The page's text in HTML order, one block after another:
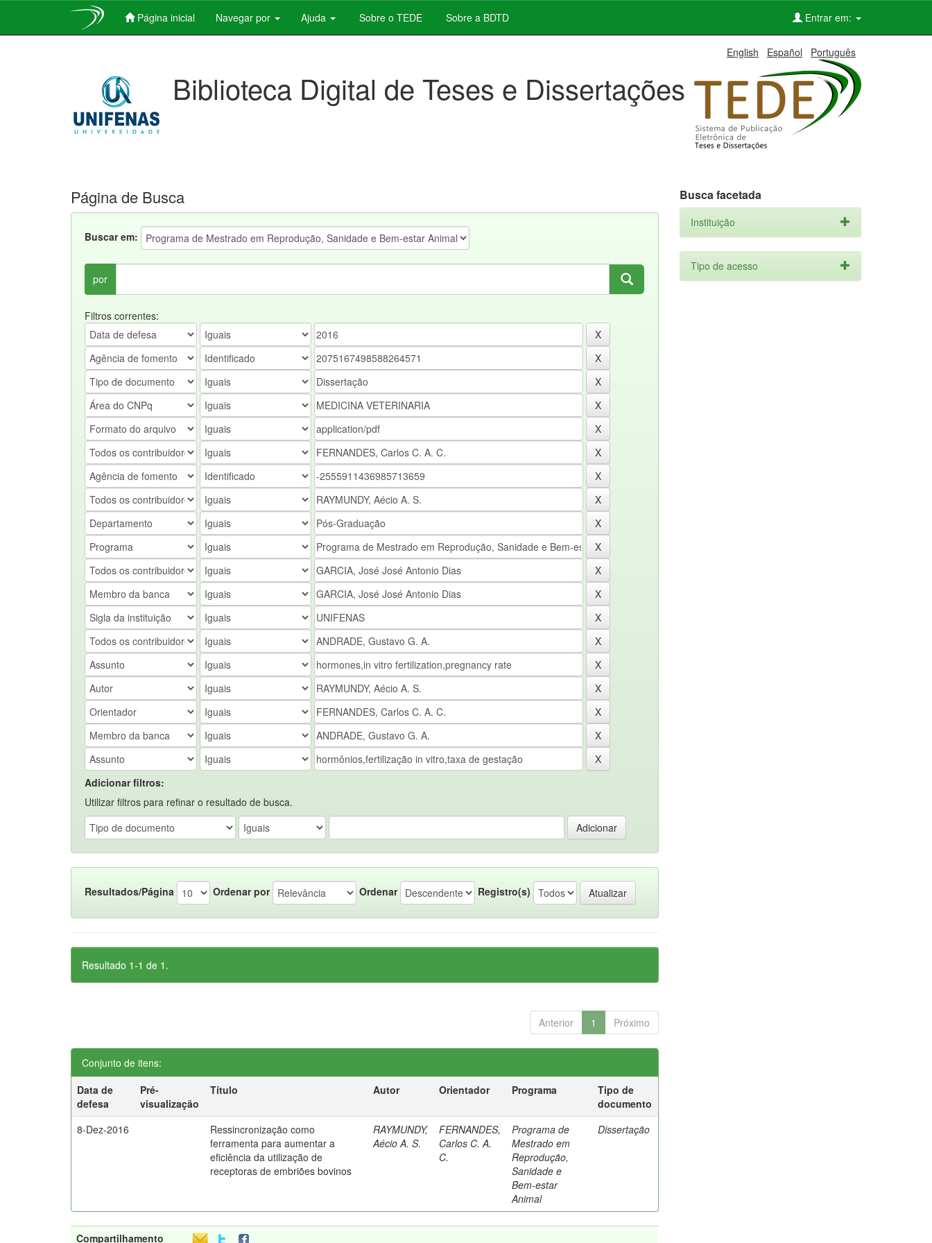
Página inicial Navegar por Ajuda Sobre o TEDE Sobre a BDTD Entrar em:
English Español Português
Biblioteca Digital de Teses e Dissertações
Página de Busca
Buscar em:
por
Filtros correntes:
Adicionar filtros:
Utilizar filtros para refinar o resultado de busca.
Resultados/Página Ordenar por Ordenar Registro(s)
Resultado 1-1 de 1.
Anterior 1 Próximo
Conjunto de itens:
Data de
defesa
Pré-
visualização
Título Autor Orientador Programa
Tipo de
documento
8-Dez-2016
Ressincronização como
ferramenta para aumentar a
eficiência da utilização de
receptoras de embriões bovinos
RAYMUNDY,
Aécio A. S.
FERNANDES,
Carlos C. A.
C.
Programa de
Mestrado em
Reprodução,
Sanidade e
Bem-estar
Animal
Dissertação
Compartilhamento
Busca facetada
Instituição
Tipo de acesso